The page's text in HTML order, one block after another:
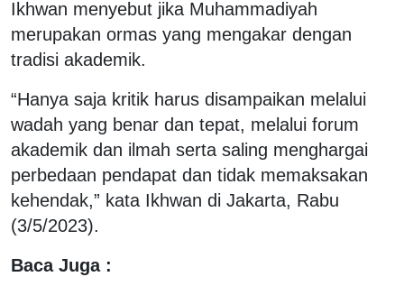
Ikhwan menyebut jika Muhammadiyah
merupakan ormas yang mengakar dengan
tradisi akademik.
“Hanya saja kritik harus disampaikan melalui
wadah yang benar dan tepat, melalui forum
akademik dan ilmah serta saling menghargai
perbedaan pendapat dan tidak memaksakan
kehendak,” kata Ikhwan di Jakarta, Rabu
(3/5/2023).
Baca Juga :